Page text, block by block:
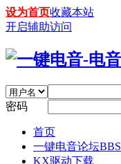
设为首页收藏本站
开启辅助访问
密码
首页
一键电音论坛BBS
KX驱动下载